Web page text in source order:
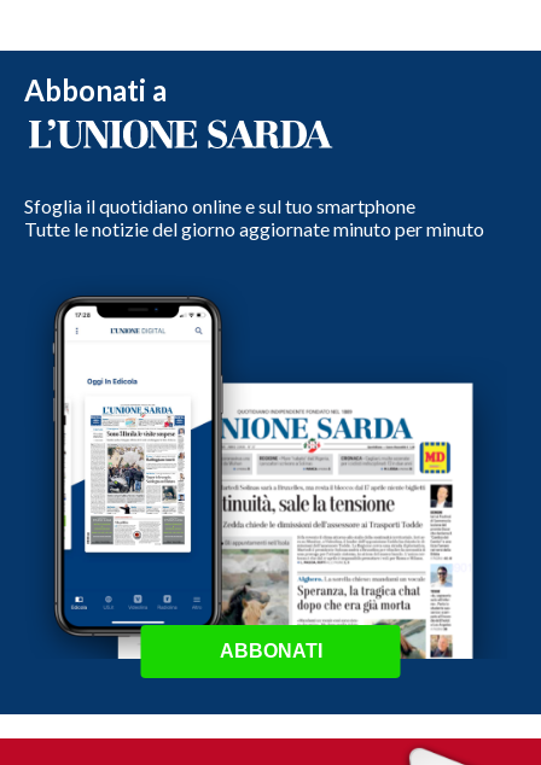
Abbonati a
Sfoglia il quotidiano online e sul tuo smartphone
Tutte le notizie del giorno aggiornate minuto per minuto
ABBONATI